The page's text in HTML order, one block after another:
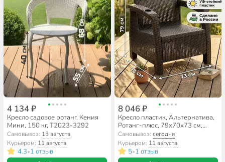
4 134 ₽
Кресло садовое ротанг, Кения
Мини, 150 кг, Т2023-3292
Самовывоз: 13 августа
Курьером: 11 августа
4.3•1 отзыв
8 046 ₽
Кресло пластик, Альтернатива,
Ротанг-плюс, 79х70х73 см,
мокко, 106 кг, М8839
Самовывоз: сегодня
Курьером: 11 августа
5•1 отзыв